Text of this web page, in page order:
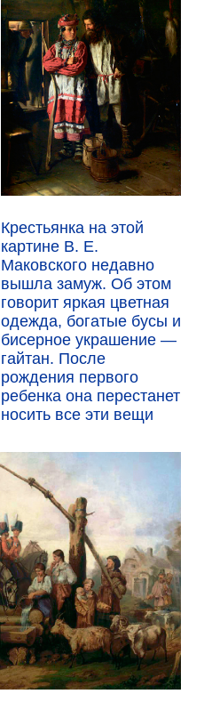
Крестьянка на этой
картине В. Е.
Маковского недавно
вышла замуж. Об этом
говорит яркая цветная
одежда, богатые бусы и
бисерное украшение —
гайтан. После
рождения первого
ребенка она перестанет
носить все эти вещи